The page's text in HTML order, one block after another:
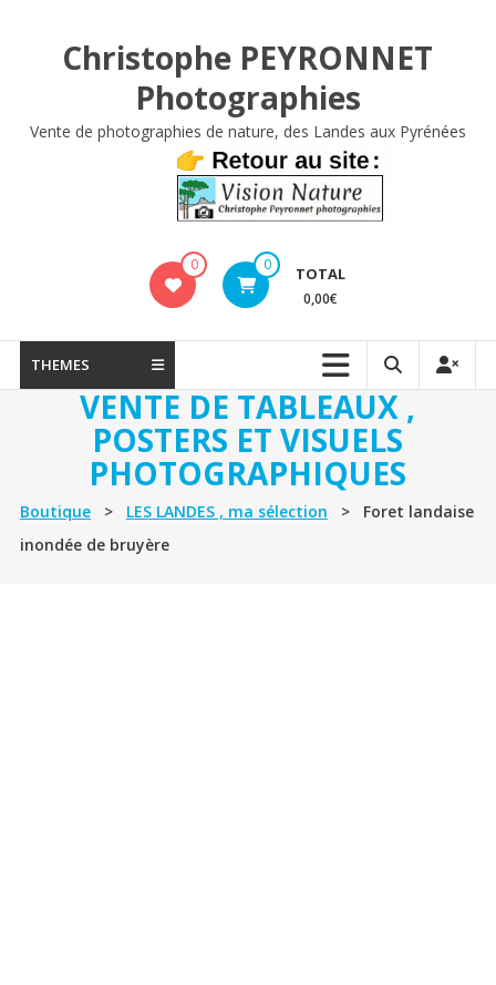
Christophe PEYRONNET
Photographies
Vente de photographies de nature, des Landes aux Pyrénées
0 0 TOTAL
0,00€
THEMES
VENTE DE TABLEAUX ,
POSTERS ET VISUELS
PHOTOGRAPHIQUES
Boutique> LES LANDES , ma sélection > Foret landaise
inondée de bruyère